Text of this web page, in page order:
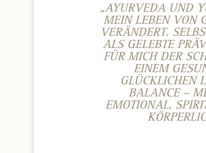
„AYURVEDA UND
MEIN LEBEN VON
VERÄNDERT.
ALS GELEBTE
FÜR MICH DER
EINEM
GLÜCKLICHEN
BALANCE –
EMOTIONAL,